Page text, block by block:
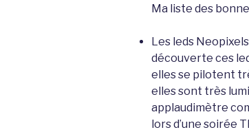
Ma liste des
Les leds Neopixels
découverte ces
elles se pilotent
elles sont très
applaudimètre
lors d’une soirée